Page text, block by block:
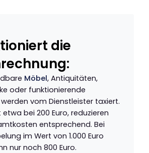
die
Möbel, Antiquitäten,
oder funktionierende
vom Dienstleister taxiert.
bei 200 Euro, reduzieren
entsprechend. Bei
im Wert von 1.000 Euro
nur noch 800 Euro.